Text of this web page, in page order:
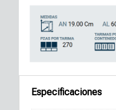
Especificaciones